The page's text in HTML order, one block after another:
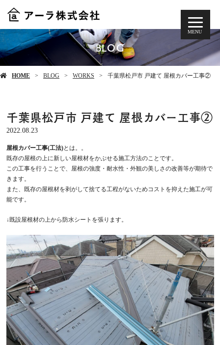
MENU
BLOG
HOME BLOG WORKS 千葉県松戸市 戸建て 屋根カバー工事②
千葉県松戸市 戸建て 屋根カバー工事②
2022.08.23
屋根カバー工事(工法)とは。。
既存の屋根の上に新しい屋根材をかぶせる施工方法のことです。
この工事を行うことで、屋根の強度・耐水性・外観の美しさの改善等が期待で
きます。
また、既存の屋根材を剥がして捨てる工程がないためコストを抑えた施工が可
能です。
↓既設屋根材の上から防水シートを張ります。